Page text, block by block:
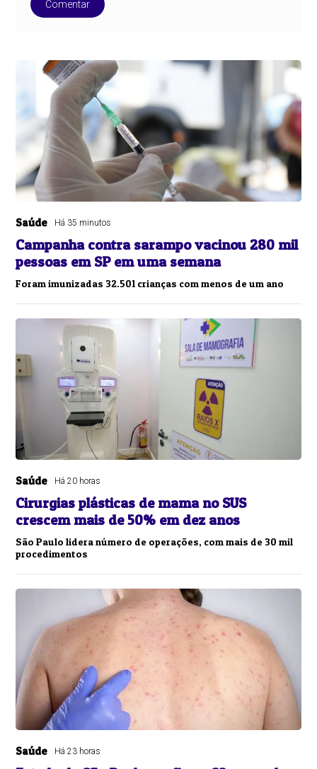
Comentar
Saúde Há 35 minutos
Campanha contra sarampo vacinou 280 mil
pessoas em SP em uma semana
Foram imunizadas 32.501 crianças com menos de um ano
Saúde Há 20 horas
Cirurgias plásticas de mama no SUS
crescem mais de 50% em dez anos
São Paulo lidera número de operações, com mais de 30 mil
procedimentos
Saúde Há 23 horas